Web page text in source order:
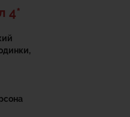
4*